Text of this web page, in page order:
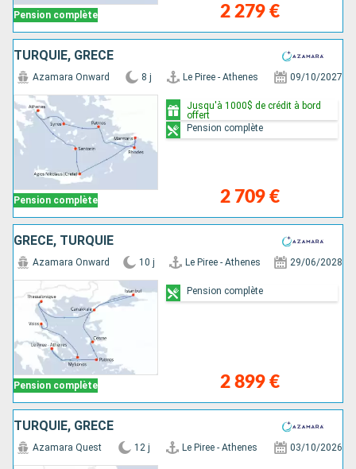
Pension complète 2 279 €
TURQUIE, GRÈCE
Pension complète
Azamara Onward 8 j Le Piree - Athenes 09/10/2027
2 709 €
Jusqu'à 1000$ de crédit à bord
offert
Pension complète
GRÈCE, TURQUIE
Pension complète
Azamara Onward 10 j Le Piree - Athenes 29/06/2028
2 899 €
Pension complète
TURQUIE, GRÈCE
Azamara Quest 12 j Le Piree - Athenes 03/10/2026